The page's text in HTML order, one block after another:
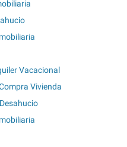
Vacacional
Vivienda